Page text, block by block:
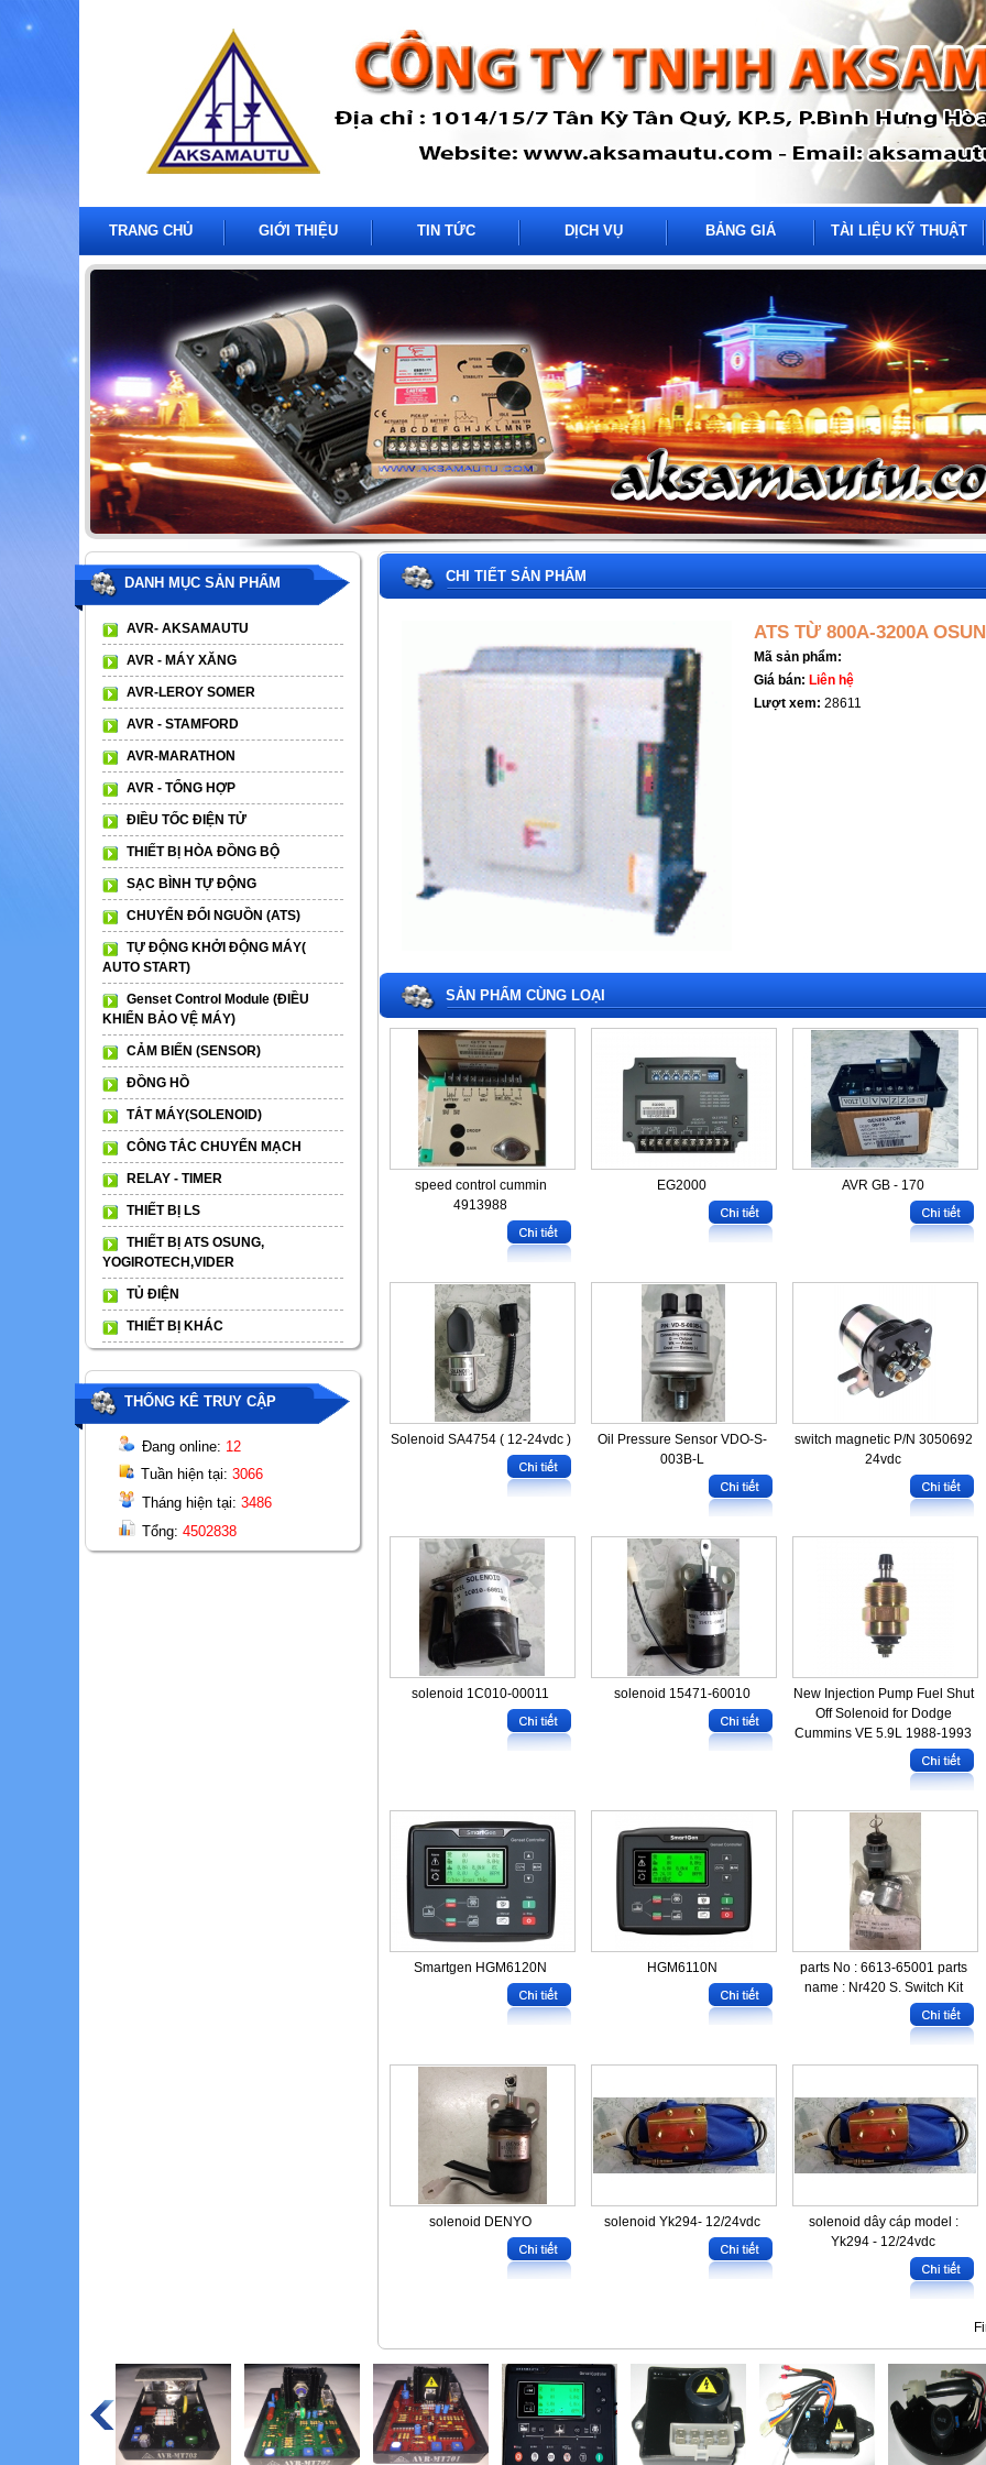
TRANG CHỦ GIỚI THIỆU TIN TỨC DỊCH VỤ BẢNG GIÁ TÀI LIỆU KỸ THUẬT
DANH MỤC SẢN PHẨM
AVR- AKSAMAUTU
AVR - MÁY XĂNG
AVR-LEROY SOMER
AVR - STAMFORD
AVR-MARATHON
AVR - TỔNG HỢP
ĐIỀU TỐC ĐIỆN TỬ
THIẾT BỊ HÒA ĐỒNG BỘ
SẠC BÌNH TỰ ĐỘNG
CHUYỂN ĐỔI NGUỒN (ATS)
TỰ ĐỘNG KHỞI ĐỘNG MÁY(
AUTO START)
Genset Control Module (ĐIỀU
KHIỂN BẢO VỆ MÁY)
CẢM BIẾN (SENSOR)
ĐỒNG HỒ
TẮT MÁY(SOLENOID)
CÔNG TẮC CHUYỂN MẠCH
RELAY - TIMER
THIẾT BỊ LS
THIẾT BỊ ATS OSUNG,
YOGIROTECH,VIDER
TỦ ĐIỆN
THIẾT BỊ KHÁC
THỐNG KÊ TRUY CẬP
Đang online: 12
Tuần hiện tại: 3066
Tháng hiện tại: 3486
Tổng: 4502838
CHI TIẾT SẢN PHẨM
ATS TỪ 800A-3200A
Mã sản phẩm:
Giá bán: Liên hệ
Lượt xem: 28611
SẢN PHẨM CÙNG LOẠI
speed control cummin
4913988
EG2000 AVR GB - 170
Solenoid SA4754 ( 12-24vdc )
Oil Pressure Sensor VDO-S-
003B-L
switch magnetic P/N 3050692
24vdc
solenoid 1C010-00011 solenoid 15471-60010
New Injection Pump Fuel Shut
Off Solenoid for Dodge
Cummins VE 5.9L 1988-1993
Smartgen HGM6120N HGM6110N
parts No : 6613-65001 parts
name : Nr420 S. Switch Kit
solenoid DENYO solenoid Yk294- 12/24vdc
solenoid dây cáp model :
Yk294 - 12/24vdc